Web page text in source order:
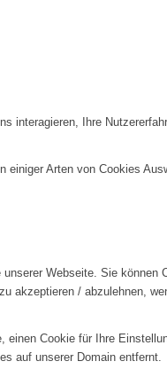
interagieren, Ihre
Arten von Cookies
Webseite. Sie können
akzeptieren / abzulehnen,
Cookie für Ihre
auf unserer Domain entfernt.